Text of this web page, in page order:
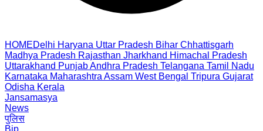
HOMEDelhi Haryana Uttar Pradesh Bihar Chhattisgarh
Madhya Pradesh Rajasthan Jharkhand Himachal Pradesh
Uttarakhand PunjabAndhra Pradesh Telangana Tamil Nadu
Karnataka Maharashtra Assam West Bengal Tripura Gujarat
Odisha Kerala
Jansamasya
News
पुलिस
Bjp